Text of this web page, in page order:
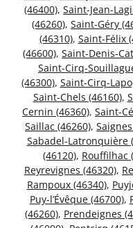
(46400), Saint-Jean-
(46260), Saint-Géry
(46310), Saint-Félix
(46600), Saint-Denis-
Saint-Cirq-
(46300), Saint-Cirq-
Saint-Chels (46160),
Cernin (46360), Saint-
Saillac (46260),
Sabadel-Latronquière
(46120), Rouffilhac
Reyrevignes (46320),
Rampoux (46340),
Puy-l’Évêque (46700),
(46260), Prendeignes